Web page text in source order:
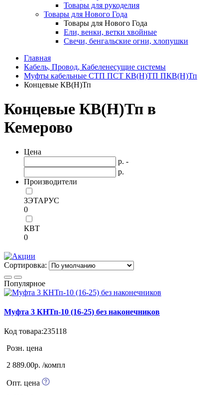
Товары для рукоделия
Товары для Нового Года
Товары для Нового Года
Ели, венки, ветки хвойные
Свечи, бенгальские огни, хлопушки
Главная
Кабель, Провод, Кабеленесущие системы
Муфты кабельные СТП ПСТ КВ(Н)ТП ПКВ(Н)Тп
Концевые КВ(Н)Тп
Концевые КВ(Н)Тп в
Кемерово
Цена
р. -
р.
Производители
ЗЭТАРУС
0
КВТ
0
Сортировка:
Популярное
Муфта 3 КНТп-10 (16-25) без наконечников
Код товара:235118
Розн. цена
2 889.00р. /компл
Опт. цена